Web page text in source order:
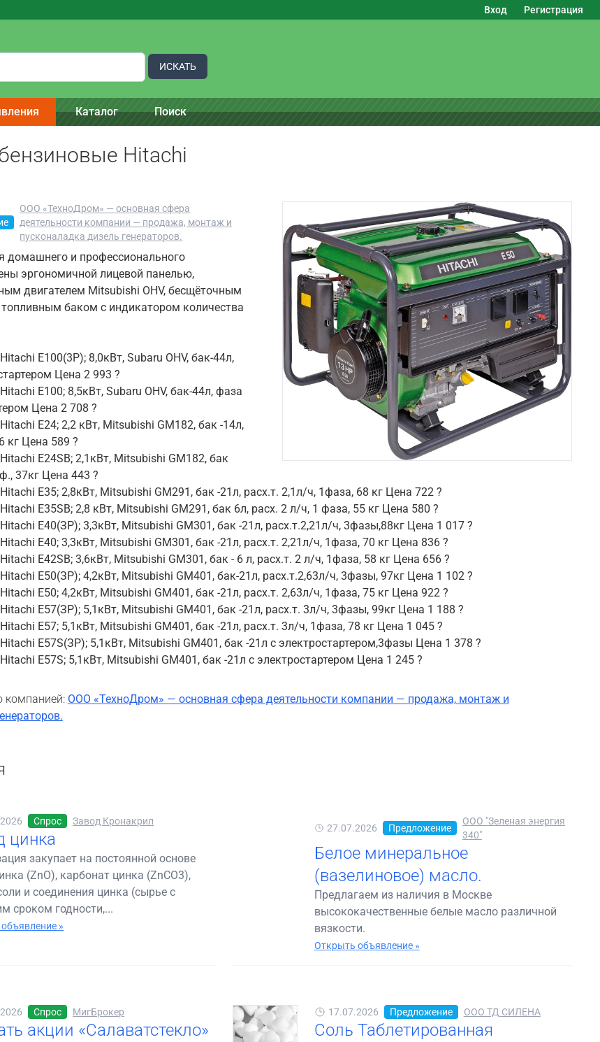
Вход Регистрация
ИСКАТЬ
Каталог Поиск
Hitachi
ООО «ТехноДром» — основная сфера
деятельности компании — продажа, монтаж и
пусконаладка дизель генераторов.
домашнего и профессионального
эргономичной лицевой панелью,
двигателем Mitsubishi OHV, бесщёточным
баком с индикатором количества
E100(3P); 8,0кВт, Subaru OHV, бак-44л,
Цена 2 993 ?
E100; 8,5кВт, Subaru OHV, бак-44л, фаза
Цена 2 708 ?
E24; 2,2 кВт, Mitsubishi GM182, бак -14л,
кг Цена 589 ?
E24SB; 2,1кВт, Mitsubishi GM182, бак
37кг Цена 443 ?
E35; 2,8кВт, Mitsubishi GM291, бак -21л, расх.т. 2,1л/ч, 1фаза, 68 кг Цена 722 ?
E35SB; 2,8 кВт, Mitsubishi GM291, бак 6л, расх. 2 л/ч, 1 фаза, 55 кг Цена 580 ?
E40(ЗР); 3,3кВт, Mitsubishi GM301, бак -21л, расх.т.2,21л/ч, 3фазы,88кг Цена 1 017 ?
E40; 3,3кВт, Mitsubishi GM301, бак -21л, расх.т. 2,21л/ч, 1фаза, 70 кг Цена 836 ?
E42SB; 3,6кВт, Mitsubishi GM301, бак - 6 л, расх.т. 2 л/ч, 1фаза, 58 кг Цена 656 ?
E50(ЗР); 4,2кВт, Mitsubishi GM401, бак-21л, расх.т.2,63л/ч, 3фазы, 97кг Цена 1 102 ?
E50; 4,2кВт, Mitsubishi GM401, бак -21л, расх.т. 2,63л/ч, 1фаза, 75 кг Цена 922 ?
E57(ЗР); 5,1кВт, Mitsubishi GM401, бак -21л, расх.т. 3л/ч, 3фазы, 99кг Цена 1 188 ?
E57; 5,1кВт, Mitsubishi GM401, бак -21л, расх.т. 3л/ч, 1фаза, 78 кг Цена 1 045 ?
E57S(ЗР); 5,1кВт, Mitsubishi GM401, бак -21л с электростартером,3фазы Цена 1 378 ?
E57S; 5,1кВт, Mitsubishi GM401, бак -21л с электростартером Цена 1 245 ?
компанией: ООО «ТехноДром» — основная сфера деятельности компании — продажа, монтаж и
Спрос Завод Кронакрил
цинка
закупает на постоянной основе
(ZnO), карбонат цинка (ZnCO3),
и соединения цинка (сырье с
сроком годности,...
»
27.07.2026 Предложение
ООО "Зеленая энергия
340"
Белое минеральное
(вазелиновое) масло.
Предлагаем из наличия в Москве
высококачественные белые масло различной
вязкости.
Открыть объявление »
Спрос МигБрокер
акции «Салаватстекло»
17.07.2026 Предложение ООО ТД СИЛЕНА
Соль Таблетированная